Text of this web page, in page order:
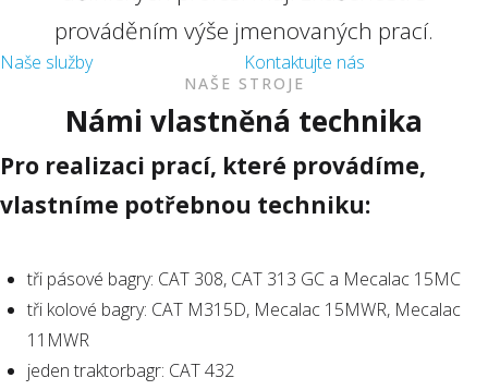
prováděním výše jmenovaných prací.
Naše služby Kontaktujte nás
NAŠE STROJE
Námi vlastněná technika
Pro realizaci prací, které provádíme,
vlastníme potřebnou techniku:
tři pásové bagry: CAT 308, CAT 313 GC a Mecalac 15MC
tři kolové bagry: CAT M315D, Mecalac 15MWR, Mecalac
11MWR
jeden traktorbagr: CAT 432